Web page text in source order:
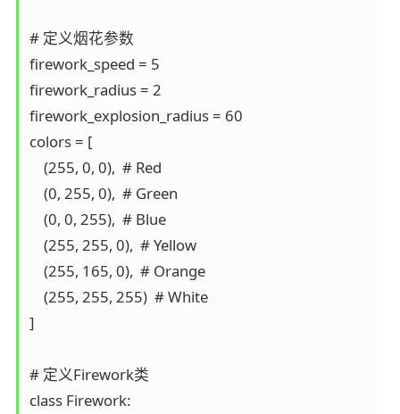
# 定义烟花参数
firework_speed = 5
firework_radius = 2
firework_explosion_radius = 60
colors = [
    (255, 0, 0),  # Red
    (0, 255, 0),  # Green
    (0, 0, 255),  # Blue
    (255, 255, 0),  # Yellow
    (255, 165, 0),  # Orange
    (255, 255, 255)  # White
]
# 定义Firework类
class Firework: